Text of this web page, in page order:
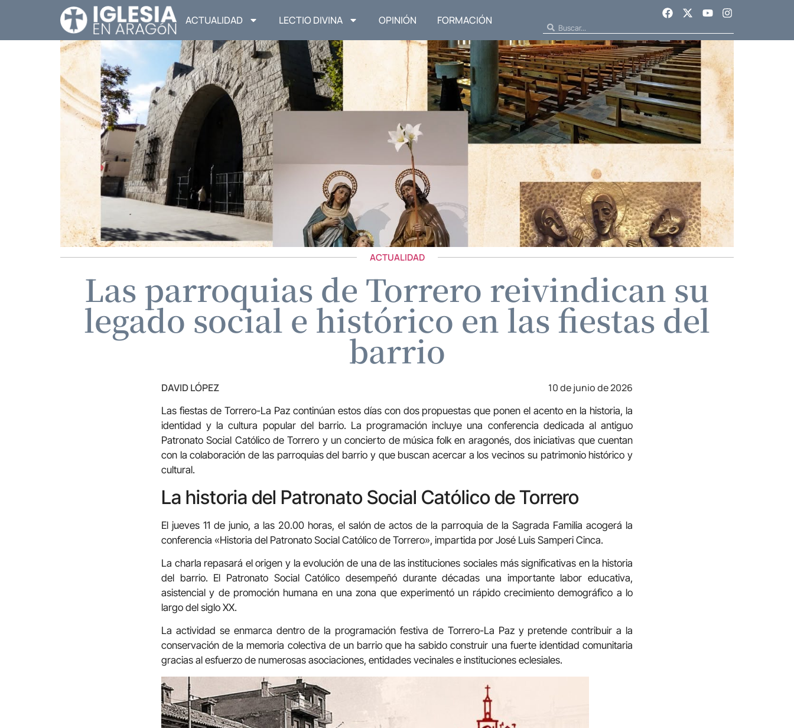
ACTUALIDAD LECTIO DIVINA OPINIÓN FORMACIÓN
ACTUALIDAD
Las parroquias de Torrero reivindican su
legado social e histórico en las fiestas del
barrio
DAVID LÓPEZ 10 de junio de 2026
Las fiestas de Torrero-La Paz continúan estos días con dos propuestas que ponen el acento en la historia, la
identidad y la cultura popular del barrio. La programación incluye una conferencia dedicada al antiguo
Patronato Social Católico de Torrero y un concierto de música folk en aragonés, dos iniciativas que cuentan
con la colaboración de las parroquias del barrio y que buscan acercar a los vecinos su patrimonio histórico y
cultural.
La historia del Patronato Social Católico de Torrero
El jueves 11 de junio, a las 20.00 horas, el salón de actos de la parroquia de la Sagrada Familia acogerá la
conferencia «Historia del Patronato Social Católico de Torrero», impartida por José Luis Samperi Cinca.
La charla repasará el origen y la evolución de una de las instituciones sociales más significativas en la historia
del barrio. El Patronato Social Católico desempeñó durante décadas una importante labor educativa,
asistencial y de promoción humana en una zona que experimentó un rápido crecimiento demográfico a lo
largo del siglo XX.
La actividad se enmarca dentro de la programación festiva de Torrero-La Paz y pretende contribuir a la
conservación de la memoria colectiva de un barrio que ha sabido construir una fuerte identidad comunitaria
gracias al esfuerzo de numerosas asociaciones, entidades vecinales e instituciones eclesiales.